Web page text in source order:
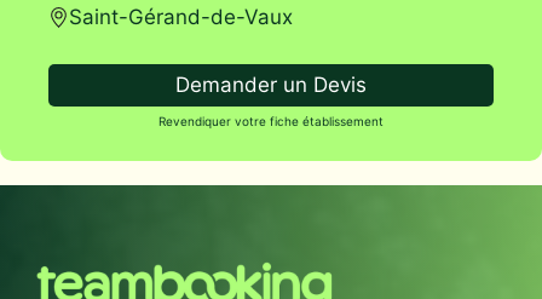
Saint-Gérand-de-Vaux
Demander un Devis
Revendiquer votre fiche établissement